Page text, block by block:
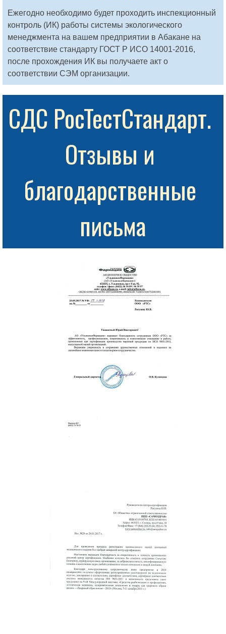
Ежегодно необходимо будет проходить инспекционный
контроль (ИК) работы системы экологического
менеджмента на вашем предприятии в Абакане на
соответствие стандарту ГОСТ Р ИСО 14001-2016,
после прохождения ИК вы получаете акт о
соответствии СЭМ организации.
СДС РосТестСтандарт.
Отзывы и
благодарственные
письма